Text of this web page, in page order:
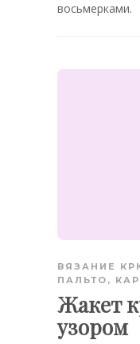
восьмерками.
ВЯЗАНИЕ
ПАЛЬТО,
Жакет
узором